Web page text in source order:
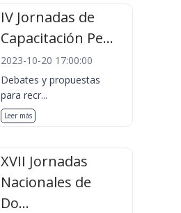
IV Jornadas de
Capacitación Pe...
2023-10-20 17:00:00
Debates y propuestas
para recr...
Leer más
XVII Jornadas
Nacionales de
Do...